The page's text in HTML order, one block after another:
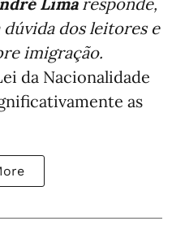
dúvida dos leitores e
imigração.
da Nacionalidade
as